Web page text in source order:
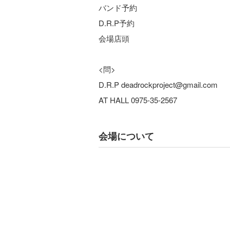
バンド予約
D.R.P予約
会場店頭
<問>
D.R.P deadrockproject@gmail.com
AT HALL 0975-35-2567
会場について